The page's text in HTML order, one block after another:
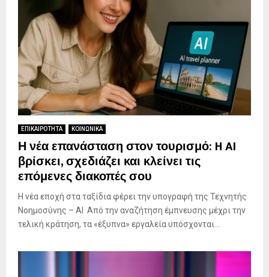
ΕΠΙΚΑΙΡΟΤΗΤΑ ΚΟΙΝΩΝΙΚΑ
Η νέα επανάσταση στον τουρισμό: H AI
βρίσκει, σχεδιάζει και κλείνει τις
επόμενες διακοπές σου
Η νέα εποχή στα ταξίδια φέρει την υπογραφή της Τεχνητής
Νοημοσύνης – AI Από την αναζήτηση έμπνευσης μέχρι την
τελική κράτηση, τα «έξυπνα» εργαλεία υπόσχονται...